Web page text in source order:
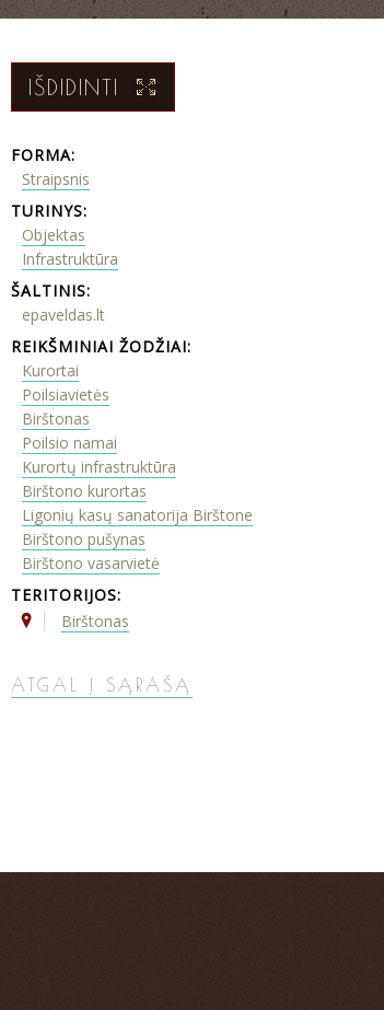
IŠDIDINTI
FORMA:
Straipsnis
TURINYS:
Objektas
Infrastruktūra
ŠALTINIS:
epaveldas.lt
REIKŠMINIAI ŽODŽIAI:
Kurortai
Poilsiavietės
Birštonas
Poilsio namai
Kurortų infrastruktūra
Birštono kurortas
Ligonių kasų sanatorija Birštone
Birštono pušynas
Birštono vasarvietė
TERITORIJOS:
Birštonas
ATGAL Į SĄRAŠĄ